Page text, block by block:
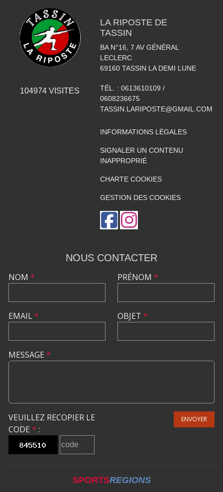
104974 VISITES
LA RIPOSTE DE
TASSIN
BA N°16, 7 AV GÉNÉRAL
LECLERC
69160 TASSIN LA DEMI LUNE
TÉL. : 0613610109 /
0608236675
TASSIN.LARIPOSTE@GMAIL.COM
INFORMATIONS LÉGALES
SIGNALER UN CONTENU
INAPPROPRIÉ
CHARTE COOKIES
GESTION DES COOKIES
NOUS CONTACTER
NOM *
EMAIL*
PRÉNOM *
OBJET *
MESSAGE *
VEUILLEZ RECOPIER LE
CODE * :
ENVOYER
SPORTSREGIONS